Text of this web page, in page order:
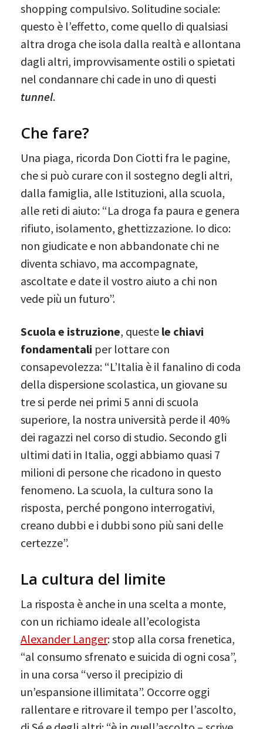
shopping compulsivo. Solitudine sociale:
questo è l’effetto, come quello di qualsiasi
altra droga che isola dalla realtà e allontana
dagli altri, improvvisamente ostili o spietati
nel condannare chi cade in uno di questi
tunnel.
Che fare?
Una piaga, ricorda Don Ciotti fra le pagine,
che si può curare con il sostegno degli altri,
dalla famiglia, alle Istituzioni, alla scuola,
alle reti di aiuto: “La droga fa paura e genera
rifiuto, isolamento, ghettizzazione. Io dico:
non giudicate e non abbandonate chi ne
diventa schiavo, ma accompagnate,
ascoltate e date il vostro aiuto a chi non
vede più un futuro”.
Scuola e istruzione, queste le chiavi
fondamentali per lottare con
consapevolezza: “L’Italia è il fanalino di coda
della dispersione scolastica, un giovane su
tre si perde nei primi 5 anni di scuola
superiore, la nostra università perde il 40%
dei ragazzi nel corso di studio. Secondo gli
ultimi dati in Italia, oggi abbiamo quasi 7
milioni di persone che ricadono in questo
fenomeno. La scuola, la cultura sono la
risposta, perché pongono interrogativi,
creano dubbi e i dubbi sono più sani delle
certezze”.
La cultura del limite
La risposta è anche in una scelta a monte,
con un richiamo ideale all’ecologista
Alexander Langer: stop alla corsa frenetica,
“al consumo sfrenato e suicida di ogni cosa”,
in una corsa “verso il precipizio di
un’espansione illimitata”. Occorre oggi
rallentare e ritrovare il tempo per l’ascolto,